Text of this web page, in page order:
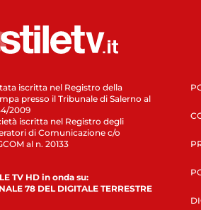
iscritta nel Registro della
presso il Tribunale di Salerno al
2009
iscritta nel Registro degli
di Comunicazione c/o
al n. 20133
TV HD in onda su:
78 DEL DIGITALE TERRESTRE